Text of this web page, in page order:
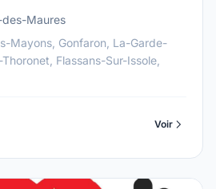
Maures
Mayons, Gonfaron, La-Garde-
Flassans-Sur-Issole,
Voir